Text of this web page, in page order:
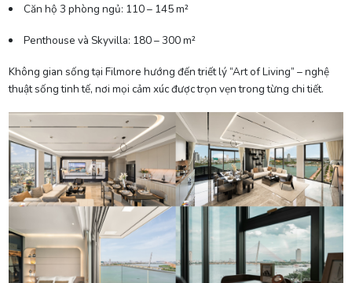
Căn hộ 3 phòng ngủ: 110 – 145 m²
Penthouse và Skyvilla: 180 – 300 m²
Không gian sống tại Filmore hướng đến triết lý “Art of Living” – nghệ
thuật sống tinh tế, nơi mọi cảm xúc được trọn vẹn trong từng chi tiết.